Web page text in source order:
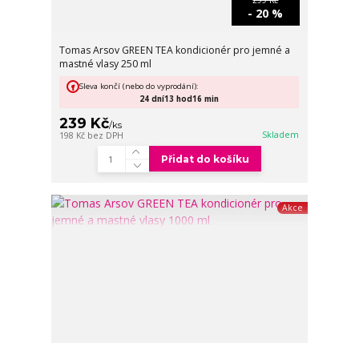
- 20 %
Tomas Arsov GREEN TEA kondicionér pro jemné a
mastné vlasy 250 ml
239 Kč/ks
198 Kč bez DPH Skladem
Sleva končí (nebo do vyprodání):
24 dní13 hod16 min
Přidat do košíku
Akce